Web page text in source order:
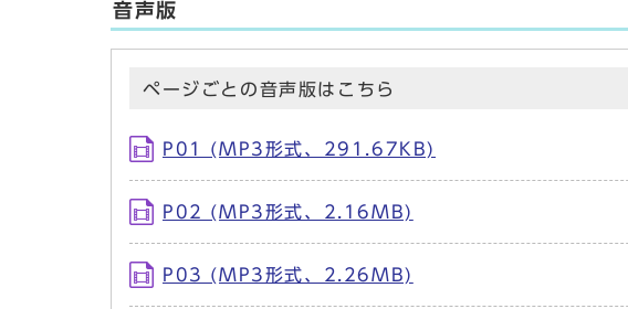
音声版
ページごとの音声版はこちら
P01 (MP3形式、291.67KB)
P02 (MP3形式、2.16MB)
P03 (MP3形式、2.26MB)